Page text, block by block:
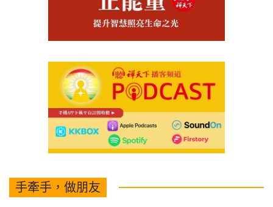
手牽手，做朋友